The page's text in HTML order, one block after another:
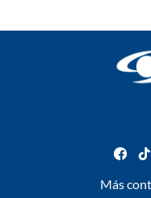
Más